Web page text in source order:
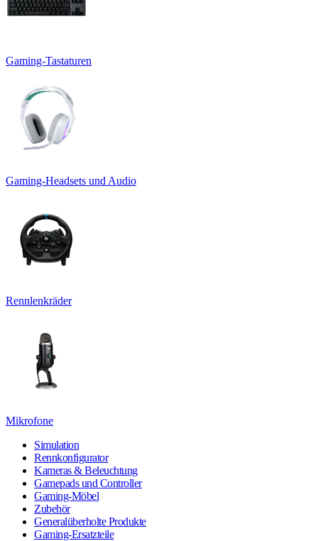
Gaming-Tastaturen
Gaming-Headsets und Audio
Rennlenkräder
Mikrofone
Simulation
Rennkonfigurator
Kameras & Beleuchtung
Gamepads und Controller
Gaming-Möbel
Zubehör
Generalüberholte Produkte
Gaming-Ersatzteile